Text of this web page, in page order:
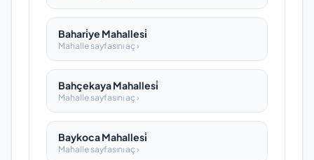
Bahari̇ye Mahallesi̇
Mahalle sayfasını aç ›
Bahçekaya Mahallesi̇
Mahalle sayfasını aç ›
Baykoca Mahallesi̇
Mahalle sayfasını aç ›